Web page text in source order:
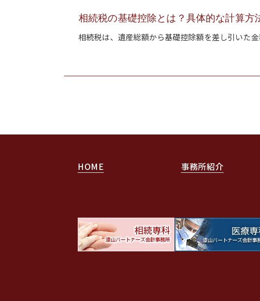
相続税の基礎控除とは？具体的な計算方
相続税は、遺産総額から基礎控除額を差し引いた
HOME 事務所紹介